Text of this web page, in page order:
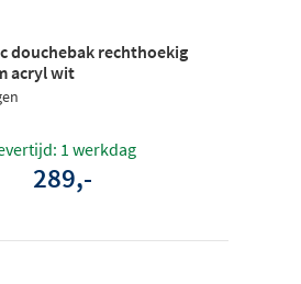
douchebak rechthoekig
acryl wit
1 werkdag
289,-